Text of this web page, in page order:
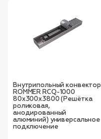
Внутрипольный конвектор
ROMMER RCQ-1000
80х300х3800 (Решётка
роликовая,
анодированный
алюминий) универсальное
подключение